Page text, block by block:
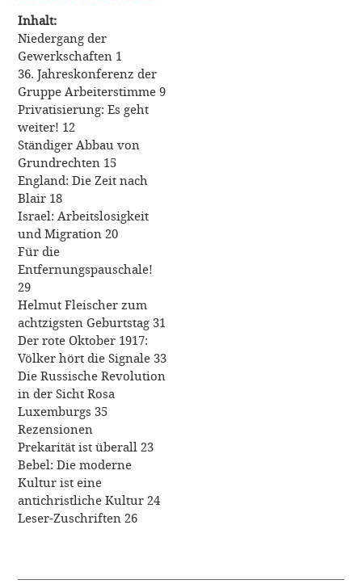
Inhalt:
Niedergang der
Gewerkschaften 1
36. Jahreskonferenz der
Gruppe Arbeiterstimme 9
Privatisierung: Es geht
weiter! 12
Ständiger Abbau von
Grundrechten 15
England: Die Zeit nach
Blair 18
Israel: Arbeitslosigkeit
und Migration 20
Für die
Entfernungspauschale!
29
Helmut Fleischer zum
achtzigsten Geburtstag 31
Der rote Oktober 1917:
Völker hört die Signale 33
Die Russische Revolution
in der Sicht Rosa
Luxemburgs 35
Rezensionen
Prekarität ist überall 23
Bebel: Die moderne
Kultur ist eine
antichristliche Kultur 24
Leser-Zuschriften 26